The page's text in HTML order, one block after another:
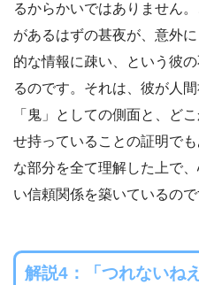
るからかいではありません
があるはずの甚夜が、意外
的な情報に疎い、という彼
るのです。それは、彼が人
「鬼」としての側面と、ど
せ持っていることの証明で
な部分を全て理解した上で
い信頼関係を築いているので
解説4：「つれないね